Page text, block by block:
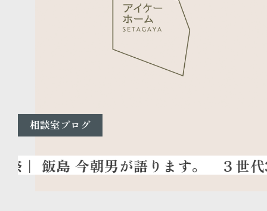
相談室ブログ
３世代